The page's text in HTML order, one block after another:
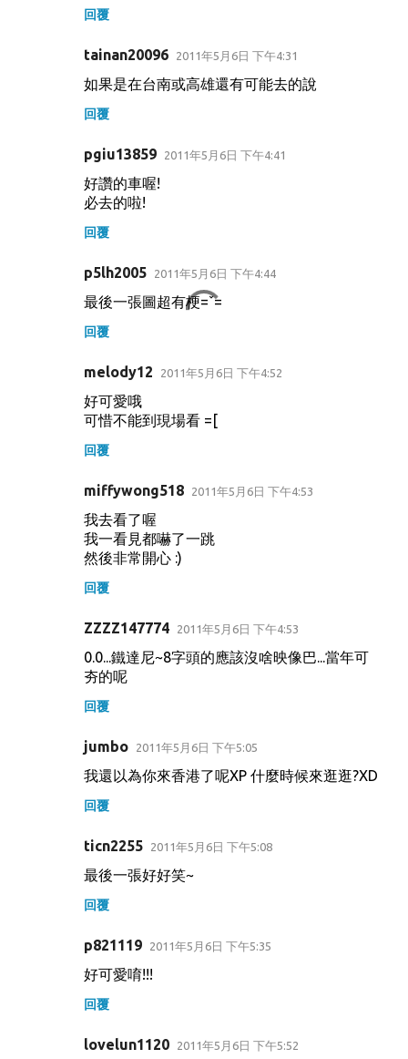
回覆
tainan20096 2011年5月6日 下午4:31
如果是在台南或高雄還有可能去的說
回覆
pgiu13859 2011年5月6日 下午4:41
好讚的車喔!
必去的啦!
回覆
p5lh2005 2011年5月6日 下午4:44
最後一張圖超有梗=ˇ=
回覆
melody12 2011年5月6日 下午4:52
好可愛哦
可惜不能到現場看 =[
回覆
miffywong518 2011年5月6日 下午4:53
我去看了喔
我一看見都嚇了一跳
然後非常開心 :)
回覆
ZZZZ147774 2011年5月6日 下午4:53
0.0...鐵達尼~8字頭的應該沒啥映像巴...當年可
夯的呢
回覆
jumbo 2011年5月6日 下午5:05
我還以為你來香港了呢XP 什麼時候來逛逛?XD
回覆
ticn2255 2011年5月6日 下午5:08
最後一張好好笑~
回覆
p821119 2011年5月6日 下午5:35
好可愛唷!!!
回覆
lovelun1120 2011年5月6日 下午5:52